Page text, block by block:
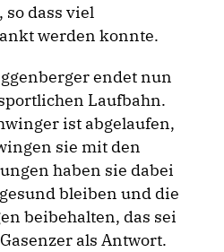
dass viel
werden konnte.
endet nun
Laufbahn.
ist abgelaufen,
sie mit den
haben sie dabei
bleiben und die
beibehalten, das sei
als Antwort.